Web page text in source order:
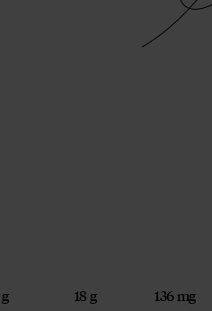
18 g 136 mg